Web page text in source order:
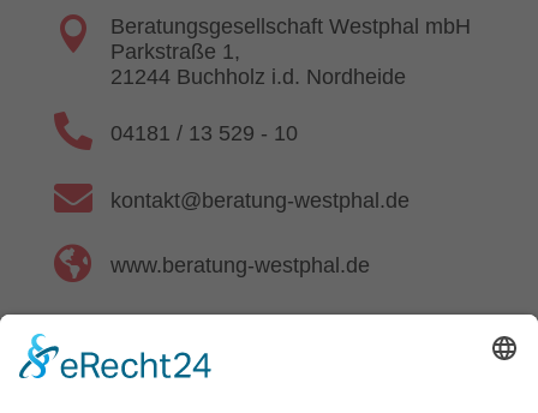

Beratungsgesellschaft Westphal mbH
Parkstraße 1,
21244 Buchholz i.d. Nordheide
 04181 / 13 529 - 10
 kontakt@beratung-westphal.de
 www.beratung-westphal.de